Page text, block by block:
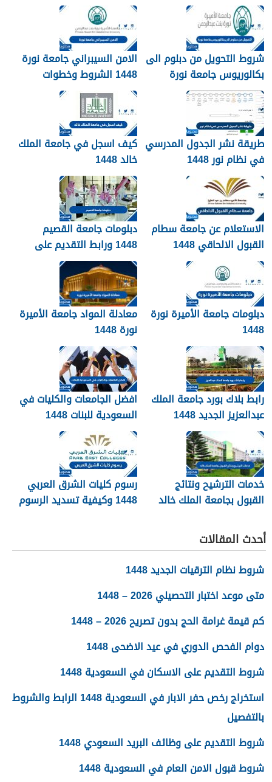
شروط التحويل من دبلوم الى
بكالوريوس جامعة نورة
1448
الامن السيبراني جامعة نورة
1448 الشروط وخطوات
التقديم
طريقة نشر الجدول المدرسي
في نظام نور 1448
كيف اسجل في جامعة الملك
خالد 1448
الاستعلام عن جامعة سطام
القبول الالحاقي 1448
دبلومات جامعة القصيم
1448 ورابط التقديم على
دبلومات جامعة القصيم
qudcss.com
دبلومات جامعة الأميرة نورة
1448
معادلة المواد جامعة الأميرة
نورة 1448
رابط بلاك بورد جامعة الملك
عبدالعزيز الجديد 1448
blackboard kau
افضل الجامعات والكليات في
السعودية للبنات 1448
خدمات الترشيح ونتائج
القبول بجامعة الملك خالد
رسوم كليات الشرق العربي
1448 وكيفية تسديد الرسوم
أحدث المقالات
شروط نظام الترقيات الجديد 1448
متى موعد اختبار التحصيلي 2026 – 1448
كم قيمة غرامة الحج بدون تصريح 2026 – 1448
دوام الفحص الدوري في عيد الاضحى 1448
شروط التقديم على الاسكان في السعودية 1448
استخراج رخص حفر الابار في السعودية 1448 الرابط والشروط
بالتفصيل
شروط التقديم على وظائف البريد السعودي 1448
شروط قبول الامن العام في السعودية 1448